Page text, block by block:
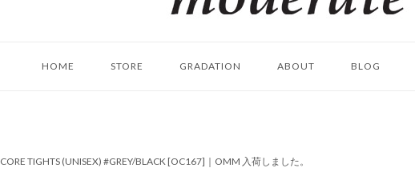
HOME STORE GRADATION ABOUT BLOG
CORE TIGHTS (UNISEX) #GREY/BLACK [OC167]｜OMM 入荷しました。